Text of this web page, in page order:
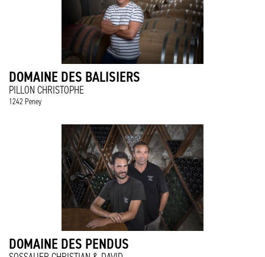
DOMAINE DES BALISIERS
PILLON CHRISTOPHE
1242 Peney
DOMAINE DES PENDUS